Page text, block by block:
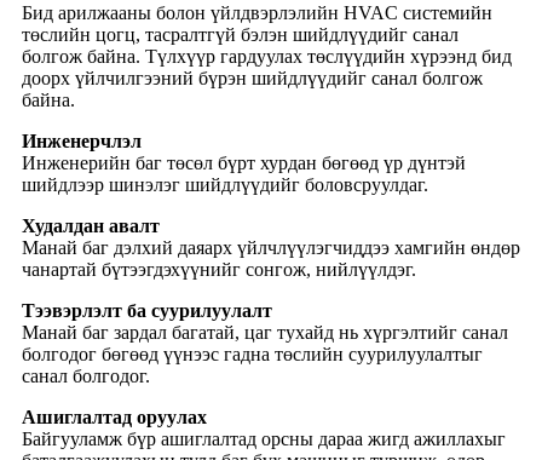
Бид арилжааны болон үйлдвэрлэлийн HVAC системийн
төслийн цогц, тасралтгүй бэлэн шийдлүүдийг санал
болгож байна. Түлхүүр гардуулах төслүүдийн хүрээнд бид
доорх үйлчилгээний бүрэн шийдлүүдийг санал болгож
байна.
Инженерчлэл
Инженерийн баг төсөл бүрт хурдан бөгөөд үр дүнтэй
шийдлээр шинэлэг шийдлүүдийг боловсруулдаг.
Худалдан авалт
Манай баг дэлхий даяарх үйлчлүүлэгчиддээ хамгийн өндөр
чанартай бүтээгдэхүүнийг сонгож, нийлүүлдэг.
Тээвэрлэлт ба суурилуулалт
Манай баг зардал багатай, цаг тухайд нь хүргэлтийг санал
болгодог бөгөөд үүнээс гадна төслийн суурилуулалтыг
санал болгодог.
Ашиглалтад оруулах
Байгууламж бүр ашиглалтад орсны дараа жигд ажиллахыг